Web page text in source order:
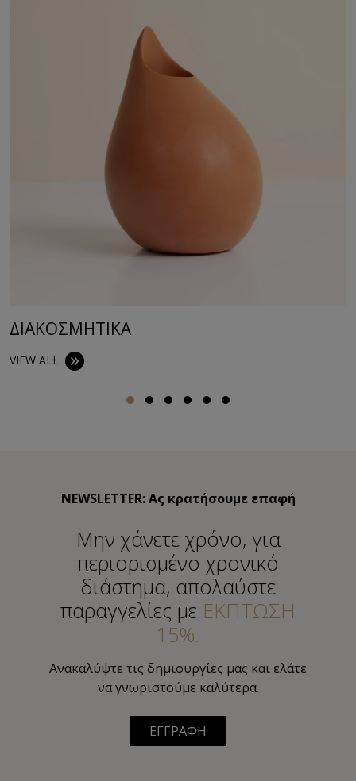
ΔΙΑΚΟΣΜΗΤΙΚA
VIEW ALL
NEWSLETTER: Ας κρατήσουμε επαφή
Μην χάνετε χρόνο, για
περιορισμένο χρονικό
διάστημα, απολαύστε
παραγγελίες με ΕΚΠΤΩΣΗ
15%.
Ανακαλύψτε τις δημιουργίες μας και ελάτε
να γνωριστούμε καλύτερα.
ΕΓΓΡΑΦΗ